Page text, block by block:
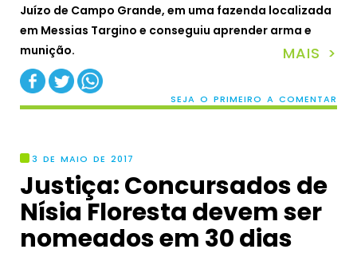
Juízo de Campo Grande, em uma fazenda localizada
em Messias Targino e conseguiu aprender arma e
munição.
MAIS >
SEJA O PRIMEIRO A COMENTAR
3 DE MAIO DE 2017
Justiça: Concursados de
Nísia Floresta devem ser
nomeados em 30 dias